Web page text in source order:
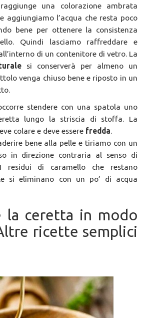
una colorazione ambrata
aggiungiamo l’acqua che resta poco
bene per ottenere la consistenza
Quindi lasciamo raffreddare e
di un contenitore di vetro. La
si conserverà per almeno un
venga chiuso bene e riposto in un
stendere con una spatola uno
lungo la striscia di stoffa. La
colare e deve essere fredda.
bene alla pelle e tiriamo con un
in direzione contraria al senso di
residui di caramello che restano
si eliminano con un po’ di acqua
la ceretta in modo
ricette semplici